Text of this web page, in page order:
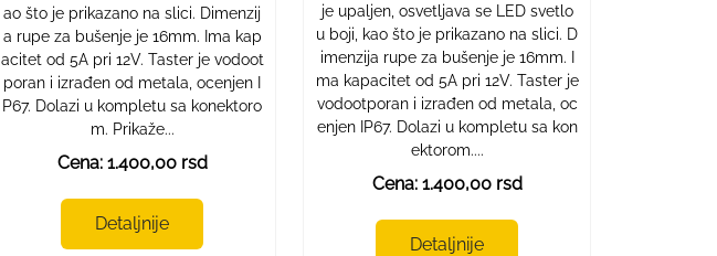
ao što je prikazano na slici. Dimenzij
a rupe za bušenje je 16mm. Ima kap
acitet od 5A pri 12V. Taster je vodoot
poran i izrađen od metala, ocenjen I
P67. Dolazi u kompletu sa konektoro
m. Prikaže...
Cena: 1.400,00 rsd
Detaljnije
je upaljen, osvetljava se LED svetlo
u boji, kao što je prikazano na slici. D
imenzija rupe za bušenje je 16mm. I
ma kapacitet od 5A pri 12V. Taster je
vodootporan i izrađen od metala, oc
enjen IP67. Dolazi u kompletu sa kon
ektorom....
Cena: 1.400,00 rsd
Detaljnije